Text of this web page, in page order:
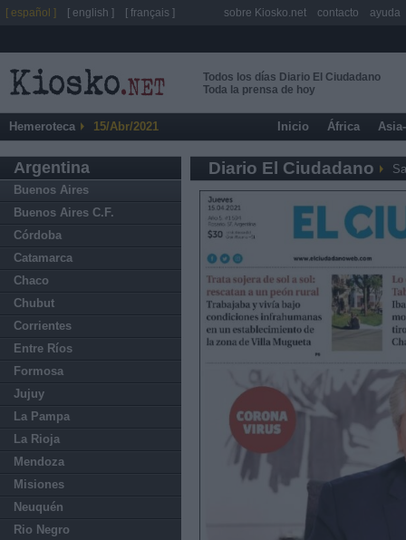
Todos los días Diario El Ciudadano
Toda la prensa de hoy
Hemeroteca 15/Abr/2021 Inicio África
Argentina
Buenos Aires
Buenos Aires C.F.
Córdoba
Catamarca
Chaco
Chubut
Corrientes
Entre Ríos
Formosa
Jujuy
La Pampa
La Rioja
Mendoza
Misiones
Neuquén
Rio Negro
Diario El Ciudadano
[ español ] [ english ] [ français ] sobre Kiosko.net contacto ayuda